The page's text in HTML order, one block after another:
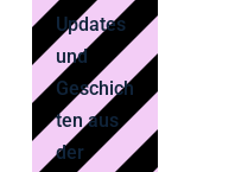
Updates
und
Geschich
ten aus
der